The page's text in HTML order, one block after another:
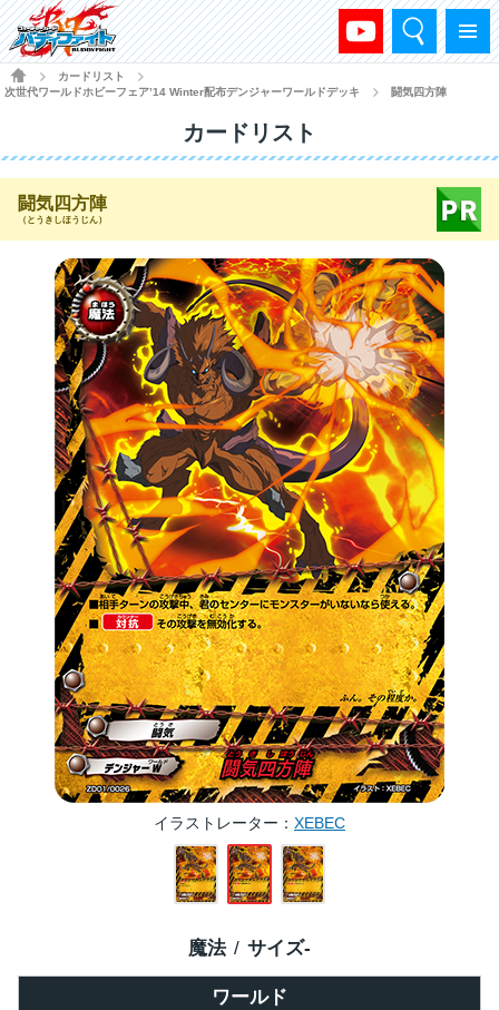
メニュー
検索
HOME
カードリスト
次世代ワールドホビーフェア’14 Winter配布デンジャーワールドデッキ
闘気四方陣
カードリスト
闘気四方陣
（とうきしほうじん）
イラストレーター XEBEC
ワールド
魔法 サイズ-